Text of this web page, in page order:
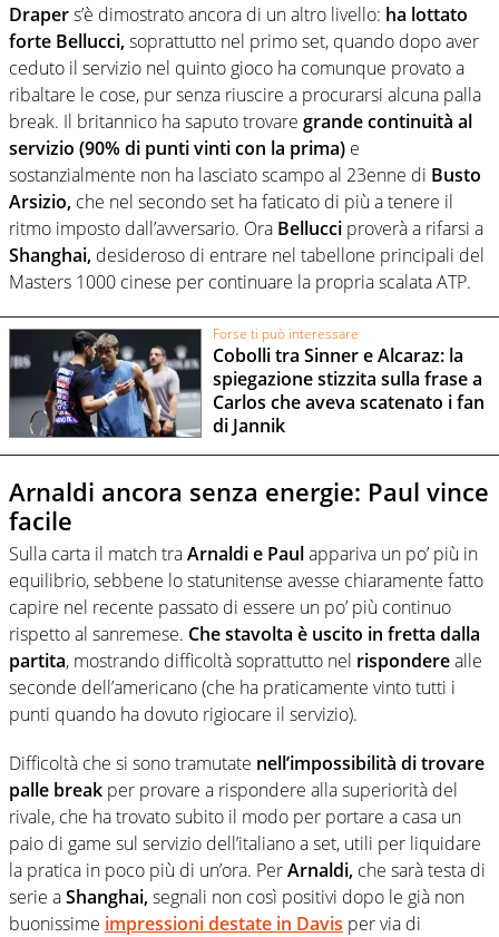
Drapers’è dimostrato ancora di un altro livello: ha lottato
forte Bellucci,soprattutto nel primo set, quando dopo aver
ceduto il servizio nel quinto gioco ha comunque provato a
ribaltare le cose, pur senza riuscire a procurarsi alcuna palla
break. Il britannico ha saputo trovare grande continuità al
servizio (90% di punti vinti con la prima) e
sostanzialmente non ha lasciato scampo al 23enne di Busto
Arsizio, che nel secondo set ha faticato di più a tenere il
ritmo imposto dall’avversario. Ora Bellucci proverà a rifarsi a
Shanghai, desideroso di entrare nel tabellone principali del
Masters 1000 cinese per continuare la propria scalata ATP.
Forse ti può interessare
Cobolli tra Sinner e Alcaraz: la
spiegazione stizzita sulla frase a
Carlos che aveva scatenato i fan
di Jannik
Arnaldi ancora senza energie: Paul vince
facile
Sulla carta il match traArnaldi e Paulappariva un po’ più in
equilibrio, sebbene lo statunitense avesse chiaramente fatto
capire nel recente passato di essere un po’ più continuo
rispetto al sanremese. Che stavolta è uscito in fretta dalla
partita, mostrando difficoltà soprattutto nel risponderealle
seconde dell’americano (che ha praticamente vinto tutti i
punti quando ha dovuto rigiocare il servizio).
Difficoltà che si sono tramutate nell’impossibilità di trovare
palle break per provare a rispondere alla superiorità del
rivale, che ha trovato subito il modo per portare a casa un
paio di game sul servizio dell’italiano a set, utili per liquidare
la pratica in poco più di un’ora. PerArnaldi, che sarà testa di
serie aShanghai,segnali non così positivi dopo le già non
buonissime impressioni destate in Davis per via di